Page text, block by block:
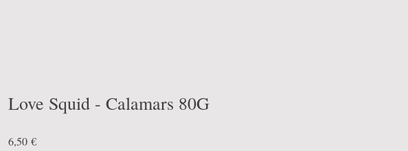
Love Squid - Calamars 80G
6,50 €Prix